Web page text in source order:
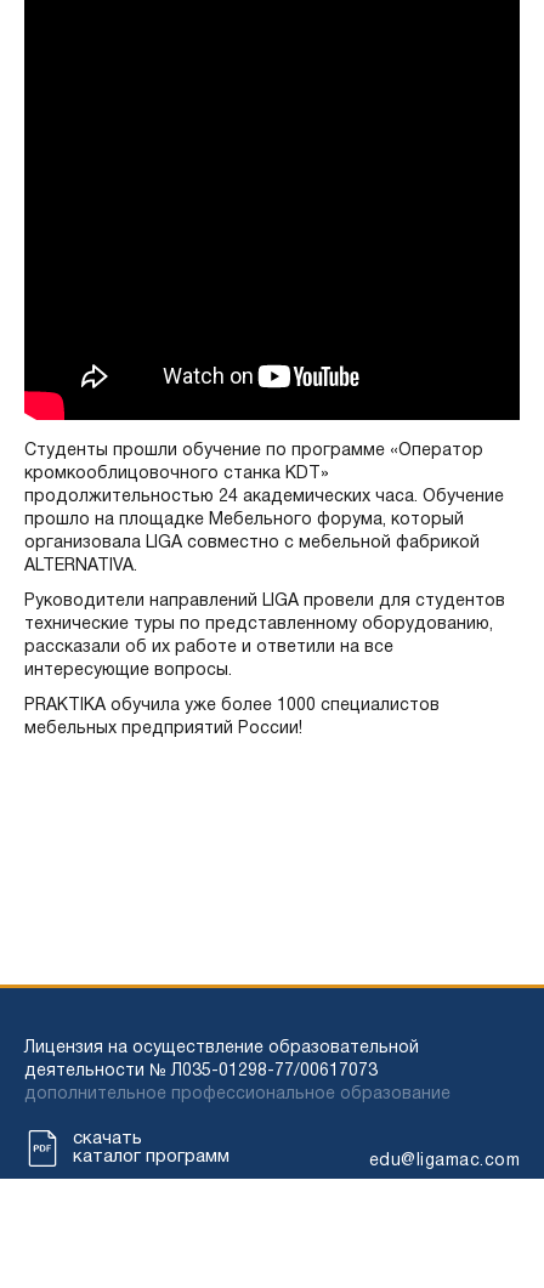
Студенты прошли обучение по программе «Оператор
кромкооблицовочного станка KDT»
продолжительностью 24 академических часа. Обучение
прошло на площадке Мебельного форума, который
организовала LIGA совместно с мебельной фабрикой
ALTERNATIVA.
Руководители направлений LIGA провели для студентов
технические туры по представленному оборудованию,
рассказали об их работе и ответили на все
интересующие вопросы.
PRAKTIKA обучила уже более 1000 специалистов
мебельных предприятий России!
Лицензия на осуществление образовательной
деятельности № Л035-01298-77/00617073
дополнительное профессиональное образование
скачать
каталог программ
edu@ligamac.com